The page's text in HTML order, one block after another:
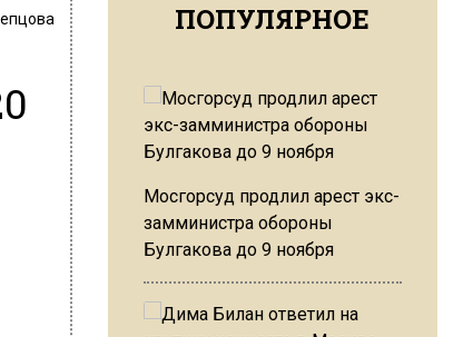
ПОПУЛЯРНОЕ
Мосгорсуд продлил арест экс-
замминистра обороны
Булгакова до 9 ноября